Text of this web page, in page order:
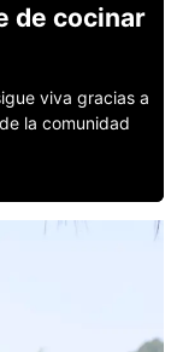
de cocinar
viva gracias a
la comunidad